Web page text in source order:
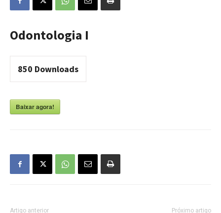
Odontologia I
850 Downloads
Baixar agora!
Artigo anterior Próximo artigo